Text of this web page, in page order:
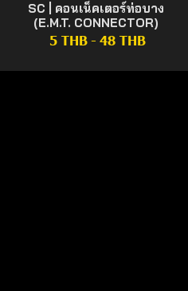
SC | คอนเน็คเตอร์ท่อบาง
(E.M.T. CONNECTOR)
5 THB - 48 THB